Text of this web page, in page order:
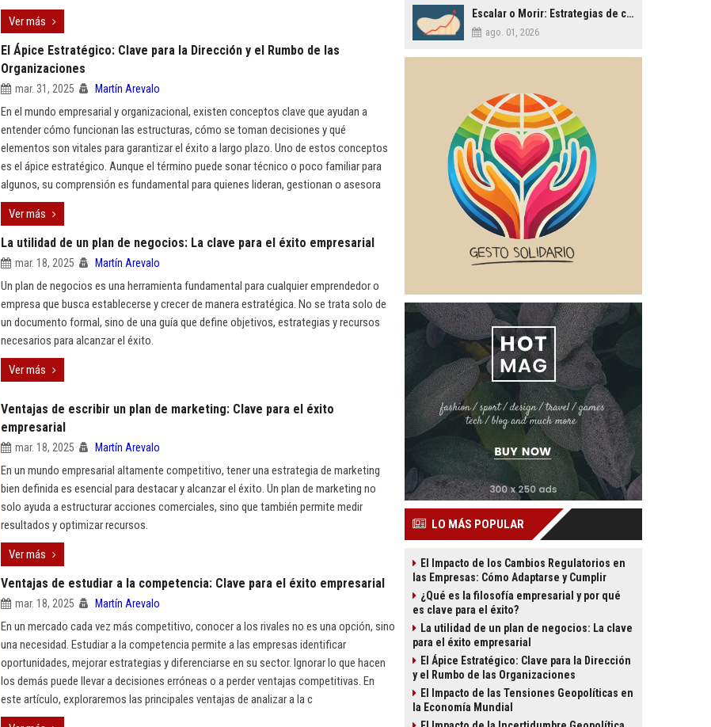
Ver más
El Ápice Estratégico: Clave para la Dirección y el Rumbo de las
Organizaciones
mar. 31, 2025 Martín Arevalo
En el mundo empresarial y organizacional, existen conceptos clave que ayudan a
entender cómo funcionan las estructuras, cómo se toman decisiones y qué
elementos son vitales para garantizar el éxito a largo plazo. Uno de estos conceptos
es el ápice estratégico. Aunque el término puede sonar técnico o poco familiar para
algunos, su comprensión es fundamental para quienes lideran, gestionan o asesora
Ver más
La utilidad de un plan de negocios: La clave para el éxito empresarial
mar. 18, 2025 Martín Arevalo
Un plan de negocios es una herramienta fundamental para cualquier emprendedor o
empresa que busca establecerse y crecer de manera estratégica. No se trata solo de
un documento formal, sino de una guía que define objetivos, estrategias y recursos
necesarios para alcanzar el éxito.
Ver más
Ventajas de escribir un plan de marketing: Clave para el éxito
empresarial
mar. 18, 2025 Martín Arevalo
En un mundo empresarial altamente competitivo, tener una estrategia de marketing
bien definida es esencial para destacar y alcanzar el éxito. Un plan de marketing no
solo ayuda a estructurar acciones comerciales, sino que también permite medir
resultados y optimizar recursos.
Ver más
Ventajas de estudiar a la competencia: Clave para el éxito empresarial
mar. 18, 2025 Martín Arevalo
En un mercado cada vez más competitivo, conocer a los rivales no es una opción, sino
una necesidad. Estudiar a la competencia permite a las empresas identificar
oportunidades, mejorar estrategias y diferenciarse en su sector. Ignorar lo que hacen
los demás puede llevar a decisiones erróneas o a perder ventajas competitivas. En
este artículo, exploraremos las principales ventajas de analizar a la c
Escalar o Morir: Estrategias de crecimiento agresivo para PYMES
ago. 01, 2026
LO MÁS POPULAR
El Impacto de los Cambios Regulatorios en
las Empresas: Cómo Adaptarse y Cumplir
¿Qué es la filosofía empresarial y por qué
es clave para el éxito?
La utilidad de un plan de negocios: La clave
para el éxito empresarial
El Ápice Estratégico: Clave para la Dirección
y el Rumbo de las Organizaciones
El Impacto de las Tensiones Geopolíticas en
la Economía Mundial